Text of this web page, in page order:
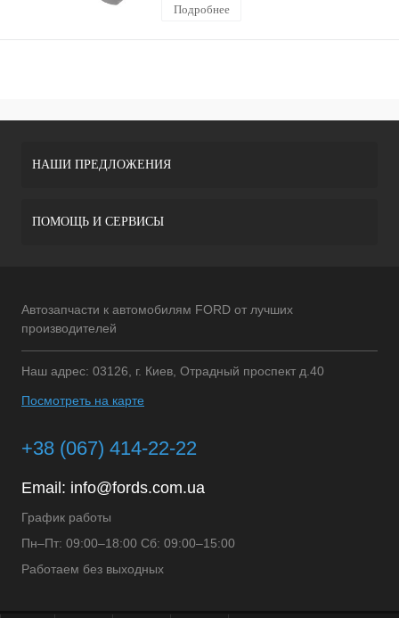
Подробнее
НАШИ ПРЕДЛОЖЕНИЯ
ПОМОЩЬ И СЕРВИСЫ
Автозапчасти к автомобилям FORD от лучших
производителей
Наш адрес: 03126, г. Киев, Отрадный проспект д.40
Посмотреть на карте
+38 (067) 414-22-22
Email: info@fords.com.ua
График работы
Пн–Пт: 09:00–18:00 Сб: 09:00–15:00
Работаем без выходных